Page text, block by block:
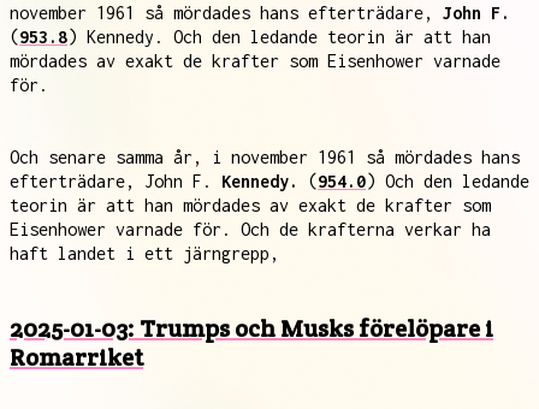
november 1961 så mördades hans efterträdare, John F.
(953.8) Kennedy. Och den ledande teorin är att han
mördades av exakt de krafter som Eisenhower varnade
för.
Och senare samma år, i november 1961 så mördades hans
efterträdare, John F. Kennedy. (954.0) Och den ledande
teorin är att han mördades av exakt de krafter som
Eisenhower varnade för. Och de krafterna verkar ha
haft landet i ett järngrepp,
2025-01-03: Trumps och Musks förelöpare i
Romarriket